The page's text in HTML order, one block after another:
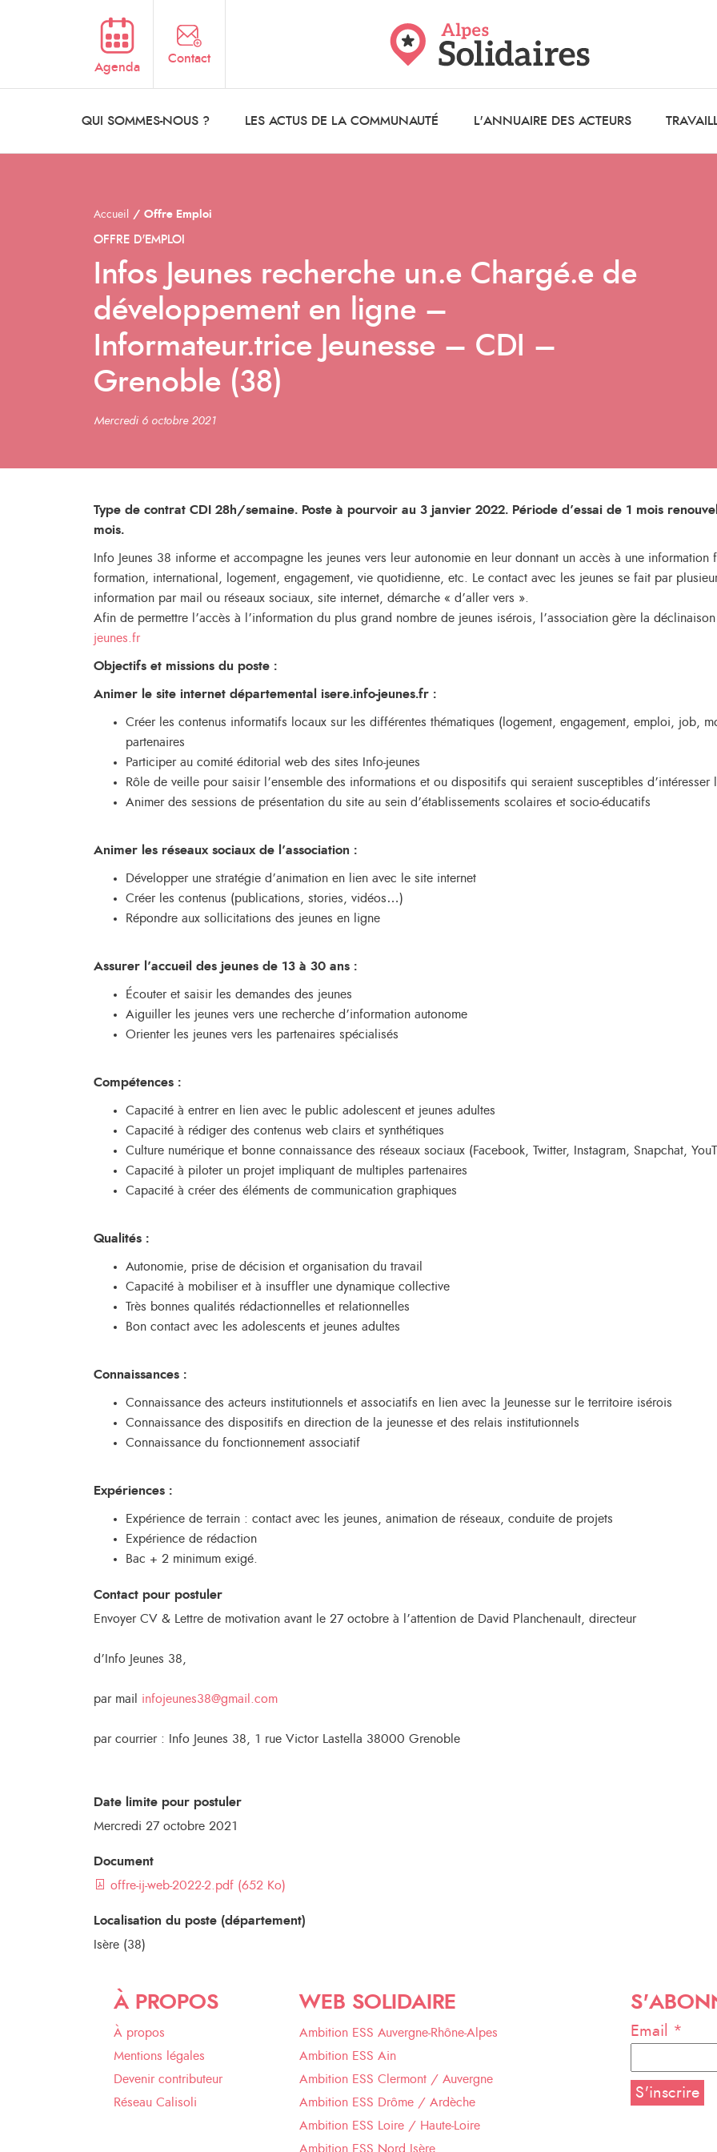
Agenda
Contact
QUI SOMMES-NOUS ? LES ACTUS DE LA COMMUNAUTÉ L'ANNUAIRE DES ACTEURS
Accueil Offre Emploi
OFFRE D'EMPLOI
Infos Jeunes recherche un.e Chargé.e de
développement en ligne –
Informateur.trice Jeunesse – CDI –
Grenoble (38)
Mercredi 6 octobre 2021
Type de contrat CDI 28h/semaine. Poste à pourvoir au 3 janvier 2022. Période d’essai de 1 mois
mois.
Info Jeunes 38 informe et accompagne les jeunes vers leur autonomie en leur donnant un accès à une
formation, international, logement, engagement, vie quotidienne, etc. Le contact avec les jeunes se fait par
information par mail ou réseaux sociaux, site internet, démarche « d’aller vers ».
Afin de permettre l’accès à l’information du plus grand nombre de jeunes isérois, l’association gère la
jeunes.fr
Objectifs et missions du poste :
Animer le site internet départemental isere.info-jeunes.fr :
Créer les contenus informatifs locaux sur les différentes thématiques (logement, engagement, emploi, job,
partenaires
Participer au comité éditorial web des sites Info-jeunes
Rôle de veille pour saisir l’ensemble des informations et ou dispositifs qui seraient susceptibles d’intéresser
Animer des sessions de présentation du site au sein d’établissements scolaires et socio-éducatifs
Animer les réseaux sociaux de l’association :
Développer une stratégie d’animation en lien avec le site internet
Créer les contenus (publications, stories, vidéos…)
Répondre aux sollicitations des jeunes en ligne
Assurer l’accueil des jeunes de 13 à 30 ans :
Écouter et saisir les demandes des jeunes
Aiguiller les jeunes vers une recherche d’information autonome
Orienter les jeunes vers les partenaires spécialisés
Compétences :
Capacité à entrer en lien avec le public adolescent et jeunes adultes
Capacité à rédiger des contenus web clairs et synthétiques
Culture numérique et bonne connaissance des réseaux sociaux (Facebook, Twitter, Instagram, Snapchat,
Capacité à piloter un projet impliquant de multiples partenaires
Capacité à créer des éléments de communication graphiques
Qualités :
Autonomie, prise de décision et organisation du travail
Capacité à mobiliser et à insuffler une dynamique collective
Très bonnes qualités rédactionnelles et relationnelles
Bon contact avec les adolescents et jeunes adultes
Connaissances :
Connaissance des acteurs institutionnels et associatifs en lien avec la Jeunesse sur le territoire isérois
Connaissance des dispositifs en direction de la jeunesse et des relais institutionnels
Connaissance du fonctionnement associatif
Expériences :
Expérience de terrain : contact avec les jeunes, animation de réseaux, conduite de projets
Expérience de rédaction
Bac + 2 minimum exigé.
Contact pour postuler
Envoyer CV & Lettre de motivation avant le 27 octobre à l’attention de David Planchenault, directeur
d’Info Jeunes 38,
par mail infojeunes38@gmail.com
par courrier : Info Jeunes 38, 1 rue Victor Lastella 38000 Grenoble
Date limite pour postuler
Mercredi 27 octobre 2021
Document
offre-ij-web-2022-2.pdf (652 Ko)
Localisation du poste (département)
Isère (38)
À PROPOS
À propos
Mentions légales
Devenir contributeur
Réseau Calisoli
WEB SOLIDAIRE
Ambition ESS Auvergne-Rhône-Alpes
Ambition ESS Ain
Ambition ESS Clermont / Auvergne
Ambition ESS Drôme / Ardèche
Ambition ESS Loire / Haute-Loire
Ambition ESS Nord Isère
Email *